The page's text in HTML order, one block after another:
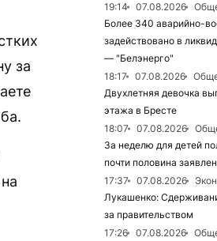
за
19:14
07.08.2026
Более 340 аварийно-
задействовано в
— "Белэнерго"
18:17
07.08.2026
Двухлетняя девочка
этажа в Бресте
18:07
07.08.2026
За неделю для детей
почти половина
17:37
07.08.2026
Лукашенко:
за правительством
17:26
07.08.2026